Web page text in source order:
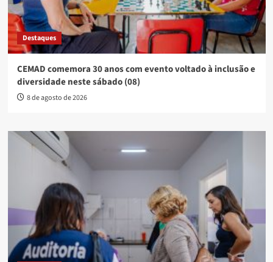
Destaques
CEMAD comemora 30 anos com evento voltado à inclusão e
diversidade neste sábado (08)
8 de agosto de 2026